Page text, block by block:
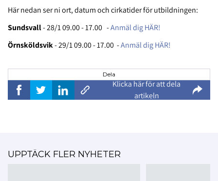
Här nedan ser ni ort, datum och cirkatider för utbildningen:
Sundsvall- 28/1 09.00 - 17.00 -Anmäl dig HÄR!
Örnsköldsvik- 29/1 09.00 - 17.00 -Anmäl dig HÄR!
Dela
Klicka här för att dela
artikeln
UPPTÄCK FLER NYHETER